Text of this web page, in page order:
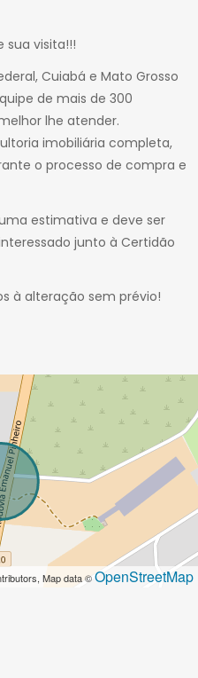
sua visita!!!
Cuiabá e Mato Grosso
de mais de 300
lhe atender.
imobiliária completa,
o processo de compra e
estimativa e deve ser
junto à Certidão
à alteração sem prévio!
Map data ©OpenStreetMap